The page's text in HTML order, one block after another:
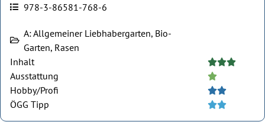
978-3-86581-768-6
A: Allgemeiner Liebhabergarten, Bio-
Garten, Rasen
Inhalt

Ausstattung 
Hobby/Profi 
ÖGG Tipp 